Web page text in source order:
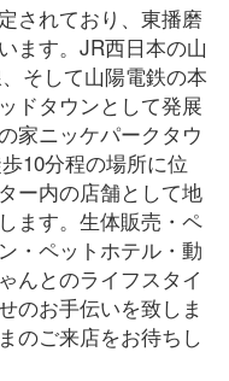
されており、東播磨
ます。JR西日本の山
そして山陽電鉄の本
ドタウンとして発展
家ニッケパークタウ
10分程の場所に位
ー内の店舗として地
ます。生体販売・ペ
・ペットホテル・動
んとのライフスタイ
のお手伝いを致しま
のご来店をお待ちし